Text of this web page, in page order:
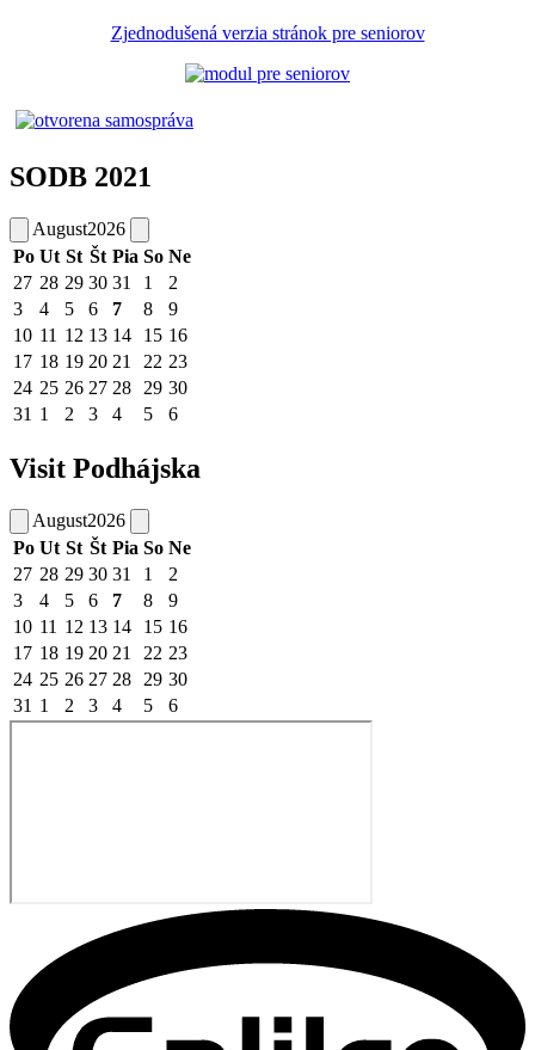
Zjednodušená verzia stránok pre seniorov
SODB 2021
August2026
Po Ut St Št Pia So Ne
27 28 29 30 31 1
2
3
4 5 6 7 8
9
10 11 12 13 14 15 16
17 18 19 20 21 22 23
24 25 26 27 28 29 30
31 1 2 3 4 5 6
Visit Podhájska
August2026
Po Ut St Št Pia So Ne
27 28 29 30 31 1
2
3
4 5 6 7 8
9
10 11 12 13 14 15 16
17 18 19 20 21 22 23
24 25 26 27 28 29 30
31 1 2 3 4 5 6